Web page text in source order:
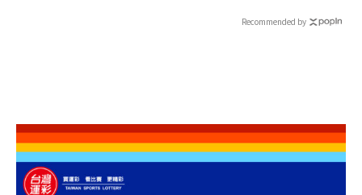
Recommended by